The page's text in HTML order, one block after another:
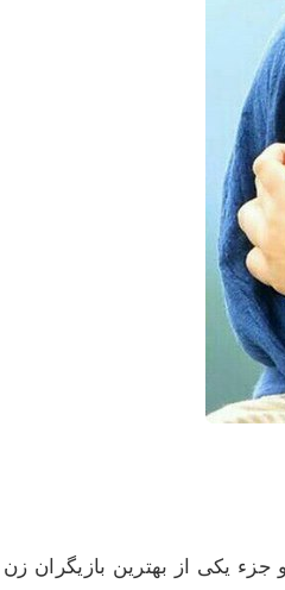
یکی از بهترین بازیگران زن